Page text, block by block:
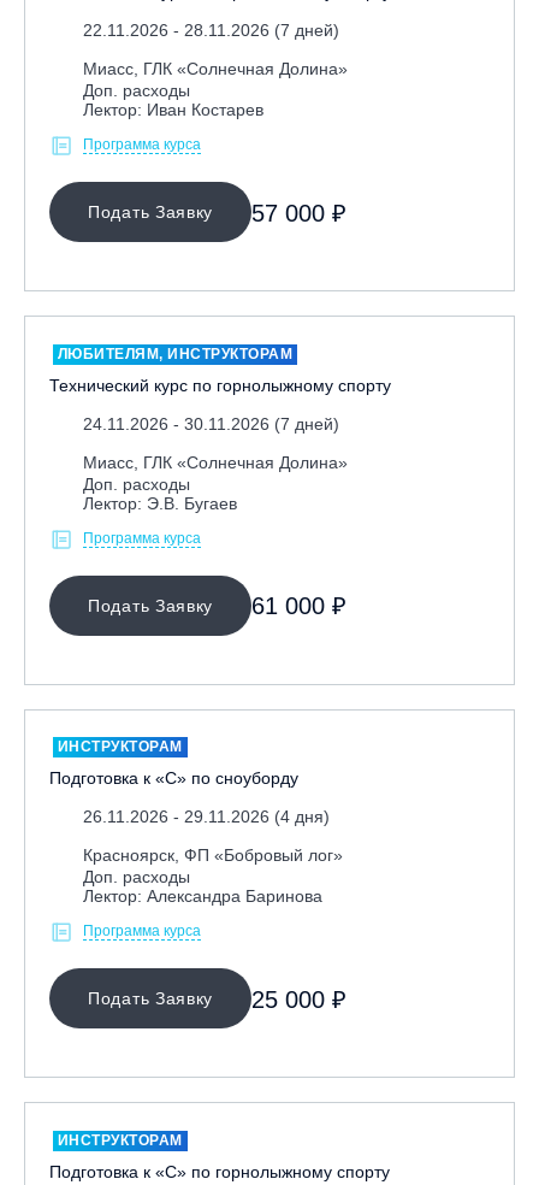
22.11.2026 - 28.11.2026 (7 дней)
Миасс, ГЛК «Солнечная Долина»
Доп. расходы
Лектор: Иван Костарев
Программа курса
Подать Заявку 57 000 ₽
ЛЮБИТЕЛЯМ, ИНСТРУКТОРАМ
Технический курс по горнолыжному спорту
24.11.2026 - 30.11.2026 (7 дней)
Миасс, ГЛК «Солнечная Долина»
Доп. расходы
Лектор: Э.В. Бугаев
Программа курса
Подать Заявку 61 000 ₽
ИНСТРУКТОРАМ
Подготовка к «С» по сноуборду
26.11.2026 - 29.11.2026 (4 дня)
Красноярск, ФП «Бобровый лог»
Доп. расходы
Лектор: Александра Баринова
Программа курса
Подать Заявку 25 000 ₽
ИНСТРУКТОРАМ
Подготовка к «С» по горнолыжному спорту